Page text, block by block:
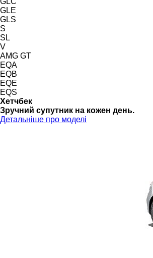
GLE
GLS
S
SL
V
AMG GT
EQA
EQB
EQE
EQS
Хетчбек
Зручний супутник на кожен день.
Детальніше про моделі